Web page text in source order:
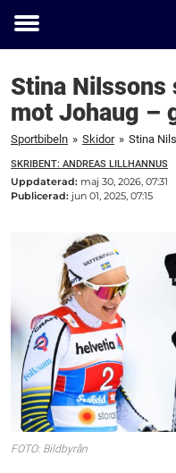
Toggle
Stina Nilssons
mot Johaug –
Sportbibeln » Skidor »
SKRIBENT: ANDREAS LILLHANNUS
Uppdaterad: maj 30, 2026, 07:31
Publicerad: jun 01, 2025, 07:15
FOTO: Bildbyrån